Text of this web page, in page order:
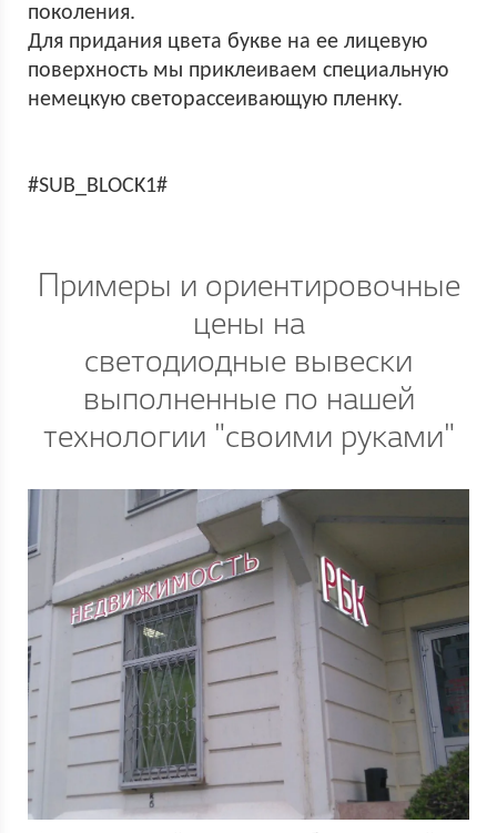
поколения.
Для придания цвета букве на ее лицевую
поверхность мы приклеиваем специальную
немецкую светорассеивающую пленку.
#SUB_BLOCK1#
Примеры и ориентировочные
цены на
светодиодные вывески
выполненные по нашей
технологии "своими руками"